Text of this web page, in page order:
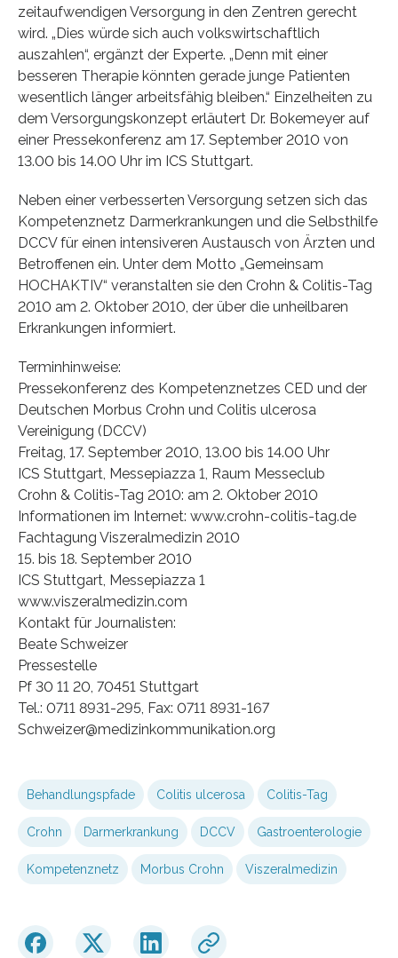
zeitaufwendigen Versorgung in den Zentren gerecht
wird. „Dies würde sich auch volkswirtschaftlich
auszahlen“, ergänzt der Experte. „Denn mit einer
besseren Therapie könnten gerade junge Patienten
wesentlich länger arbeitsfähig bleiben.“ Einzelheiten zu
dem Versorgungskonzept erläutert Dr. Bokemeyer auf
einer Pressekonferenz am 17. September 2010 von
13.00 bis 14.00 Uhr im ICS Stuttgart.
Neben einer verbesserten Versorgung setzen sich das
Kompetenznetz Darmerkrankungen und die Selbsthilfe
DCCV für einen intensiveren Austausch von Ärzten und
Betroffenen ein. Unter dem Motto „Gemeinsam
HOCHAKTIV“ veranstalten sie den Crohn & Colitis-Tag
2010 am 2. Oktober 2010, der über die unheilbaren
Erkrankungen informiert.
Terminhinweise:
Pressekonferenz des Kompetenznetzes CED und der
Deutschen Morbus Crohn und Colitis ulcerosa
Vereinigung (DCCV)
Freitag, 17. September 2010, 13.00 bis 14.00 Uhr
ICS Stuttgart, Messepiazza 1, Raum Messeclub
Crohn & Colitis-Tag 2010: am 2. Oktober 2010
Informationen im Internet: www.crohn-colitis-tag.de
Fachtagung Viszeralmedizin 2010
15. bis 18. September 2010
ICS Stuttgart, Messepiazza 1
www.viszeralmedizin.com
Kontakt für Journalisten:
Beate Schweizer
Pressestelle
Pf 30 11 20, 70451 Stuttgart
Tel.: 0711 8931-295, Fax: 0711 8931-167
Schweizer@medizinkommunikation.org
Behandlungspfade Colitis ulcerosa Colitis-Tag
Crohn Darmerkrankung DCCV Gastroenterologie
Kompetenznetz Morbus Crohn Viszeralmedizin